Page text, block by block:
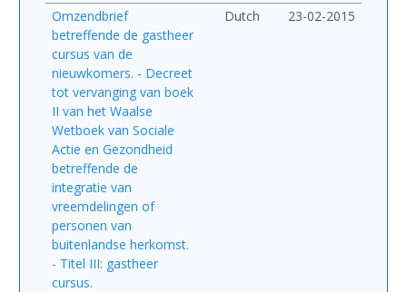
Omzendbrief
betreffende de gastheer
cursus van de
nieuwkomers. - Decreet
tot vervanging van boek
II van het Waalse
Wetboek van Sociale
Actie en Gezondheid
betreffende de
integratie van
vreemdelingen of
personen van
buitenlandse herkomst.
- Titel III: gastheer
cursus.
Dutch 23-02-2015